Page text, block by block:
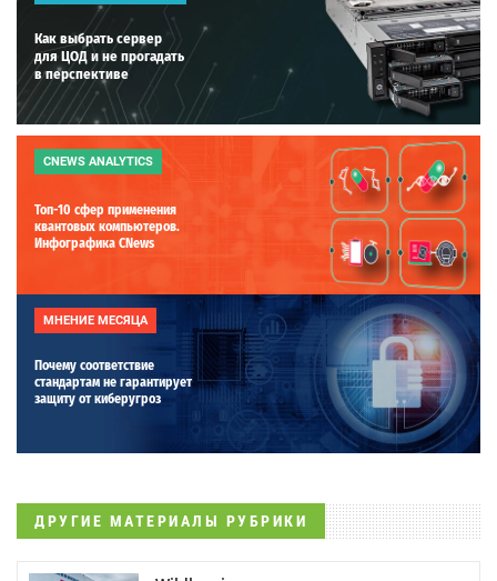
Как выбрать сервер
для ЦОД и не прогадать
в перспективе
CNEWS ANALYTICS
Топ-10 сфер применения
квантовых компьютеров.
Инфографика CNews
МНЕНИЕ МЕСЯЦА
Почему соответствие
стандартам не гарантирует
защиту от киберугроз
ДРУГИЕ МАТЕРИАЛЫ РУБРИКИ